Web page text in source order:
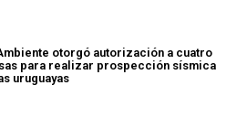
otorgó autorización a cuatro
para realizar prospección sísmica
uruguayas